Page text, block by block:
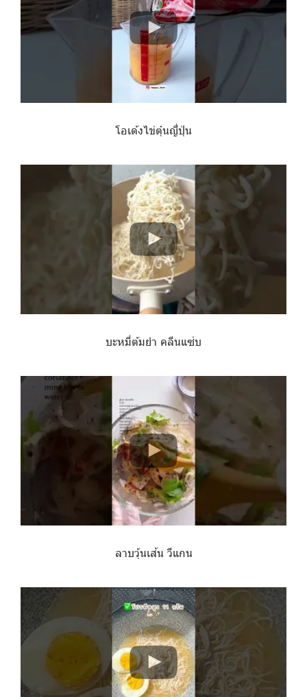
โอเด้งไข่ตุ๋นญี่ปุ่น
บะหมี่ต้มยำ คลีนแซ่บ
ลาบวุ้นเส้น วีแกน